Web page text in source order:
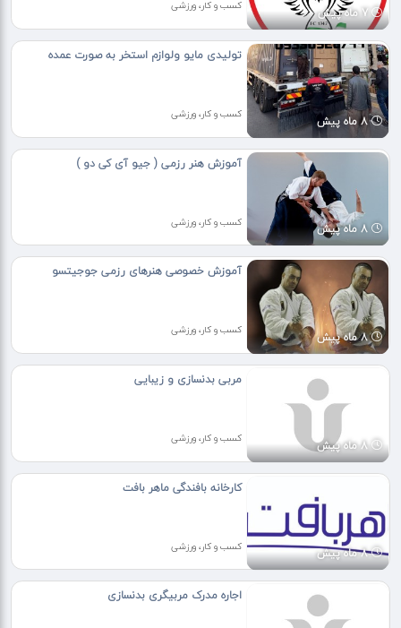
7 ماه پیش کسب و کار، ورزشی
8 ماه پیش
تولیدی مایو ولوازم استخر به صورت عمده
کسب و کار، ورزشی
8 ماه پیش
آموزش هنر رزمی ( جیو آی کی دو )
کسب و کار، ورزشی
8 ماه پیش
آموزش خصوصی هنرهای رزمی جوجیتسو
کسب و کار، ورزشی
8 ماه پیش
مربی بدنسازی و زیبایی
کسب و کار، ورزشی
8 ماه پیش
کارخانه بافندگی ماهر بافت
کسب و کار، ورزشی
اجاره مدرک مربیگری بدنسازی